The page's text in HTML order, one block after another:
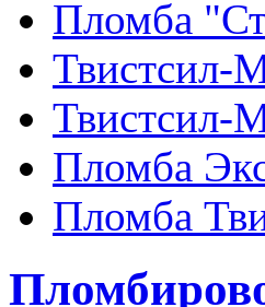
Пломба
Твистсил-
Твистсил-
Пломба
Пломба